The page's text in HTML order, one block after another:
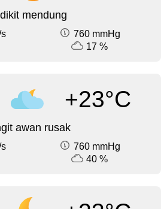
mendung
760 mmHg
17 %
+23°C
awan rusak
760 mmHg
40 %